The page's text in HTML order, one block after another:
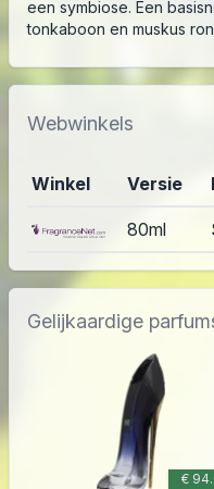
een symbiose. Een
tonkaboon en muskus
Webwinkels
Winkel Versie
80ml
Gelijkaardige
€